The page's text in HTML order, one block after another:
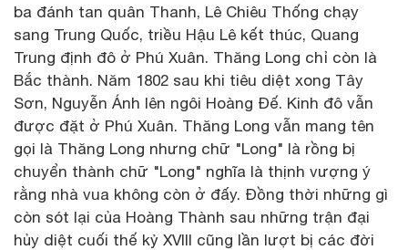
ba đánh tan quân Thanh, Lê Chiêu Thống chạy
sang Trung Quốc, triều Hậu Lê kết thúc, Quang
Trung định đô ở Phú Xuân. Thăng Long chỉ còn là
Bắc thành. Năm 1802 sau khi tiêu diệt xong Tây
Sơn, Nguyễn Ánh lên ngôi Hoàng Đế. Kinh đô vẫn
được đặt ở Phú Xuân. Thăng Long vẫn mang tên
gọi là Thăng Long nhưng chữ "Long" là rồng bị
chuyển thành chữ "Long" nghĩa là thịnh vượng ý
rằng nhà vua không còn ở đấy. Đồng thời những gì
còn sót lại của Hoàng Thành sau những trận đại
hủy diệt cuối thế kỷ XVIII cũng lần lượt bị các đời